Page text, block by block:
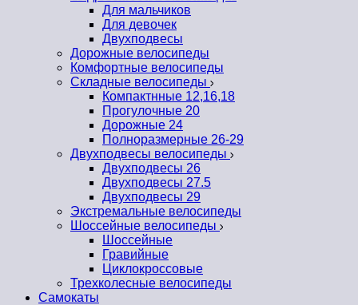
Для мальчиков
Для девочек
Двухподвесы
Дорожные велосипеды
Комфортные велосипеды
Складные велосипеды
Компактнные 12,16,18
Прогулочные 20
Дорожные 24
Полноразмерные 26-29
Двухподвесы велосипеды
Двухподвесы 26
Двухподвесы 27.5
Двухподвесы 29
Экстремальные велосипеды
Шоссейные велосипеды
Шоссейные
Гравийные
Циклокроссовые
Трехколесные велосипеды
Самокаты